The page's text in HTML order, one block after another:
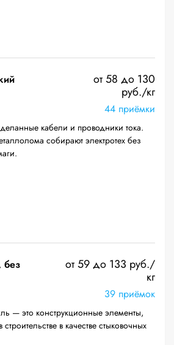
от 58 до 130
руб./кг
44 приёмки
кабели и проводники тока.
собирают электротех без
без
от 59 до 133 руб./
кг
39 приёмок
— это конструкционные элементы,
в качестве стыковочных